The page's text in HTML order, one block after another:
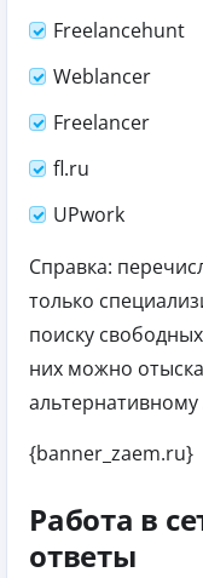
Freelancehunt
Weblancer
Freelancer
fl.ru
UPwork
Справка:
только
поиску
них можно
альтернативному
{banner_zaem.ru}
Работа в
ответы